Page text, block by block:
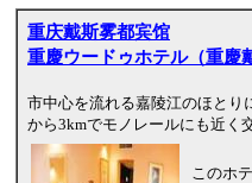
重庆戴斯雾都宾馆
重慶ウードゥホテル（重慶
市中心を流れる嘉陵江のほとり
から3kmでモノレールにも近く
このホ